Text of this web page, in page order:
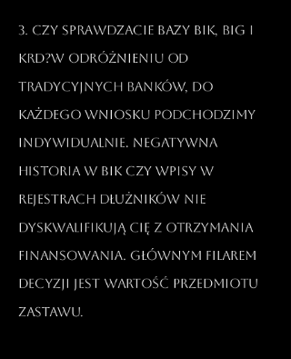
3. Czy sprawdzacie bazy BIK, BIG i
KRD?W odróżnieniu od
tradycyjnych banków, do
każdego wniosku podchodzimy
indywidualnie. Negatywna
historia w BIK czy wpisy w
rejestrach dłużników nie
dyskwalifikują Cię z otrzymania
finansowania. Głównym filarem
decyzji jest wartość przedmiotu
zastawu.​